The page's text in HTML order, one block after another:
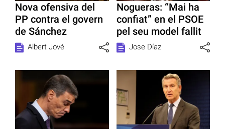
Nova ofensiva del
PP contra el govern
de Sánchez
Albert Jové
Nogueras: “Mai ha
confiat” en el PSOE
pel seu model fallit
Jose Díaz